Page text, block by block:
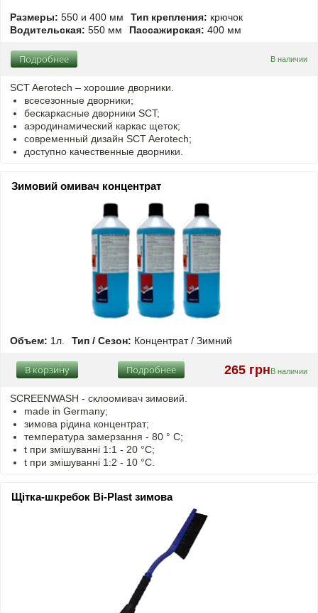
Размеры: 550 и 400 мм Тип крепления: крючок
Водительская: 550 мм Пассажирская: 400 мм
В наличии
Подробнее
SCT Aerotech – хорошие дворники.
всесезонные дворники;
бескаркасные дворники SCT;
аэродинамический каркас щеток;
современный дизайн SCT Aerotech;
доступно качественные дворники.
Зимовий омивач концентрат
Объем: 1л. Тип / Сезон: Концентрат / Зимний
265 грнВ наличии
Подробнее
В корзину
SCREENWASH - cклоомивач зимовий.
made in Germany;
зимова рідина концентрат;
температура замерзання - 80 ° C;
t при змішуванні 1:1 - 20 °C;
t при змішуванні 1:2 - 10 °C.
Щітка-шкребок Bi-Plast зимова